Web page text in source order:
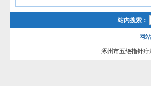
站内搜索：
网
涿州市五绝指针